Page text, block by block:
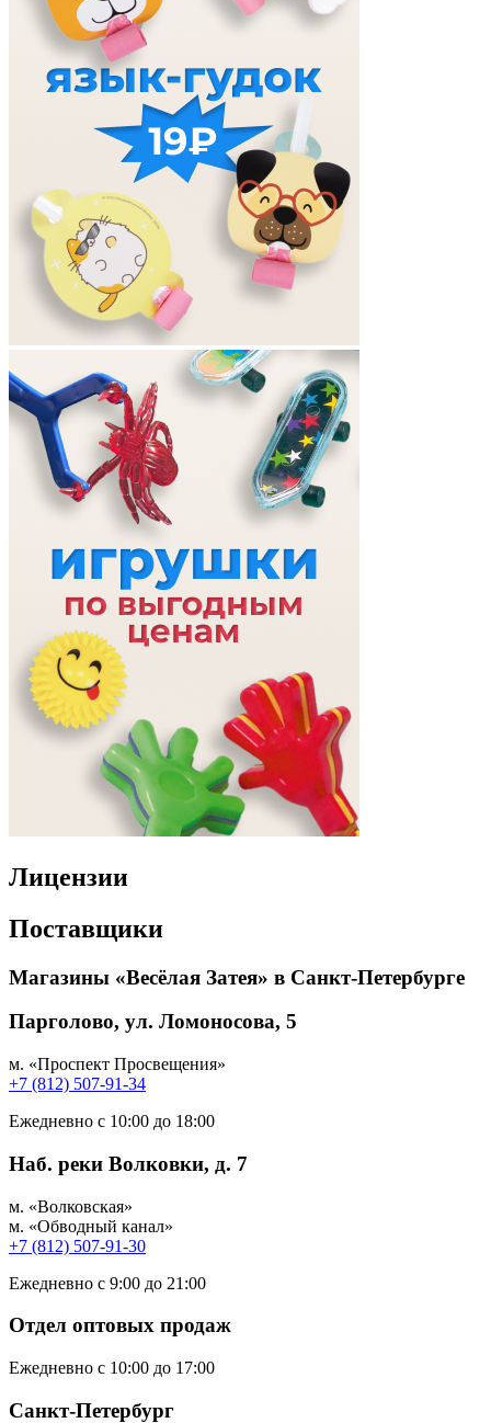
Лицензии
Поставщики
Магазины «Весёлая Затея» в Санкт-Петербурге
Парголово, ул. Ломоносова, 5
м. «Проспект Просвещения»
+7 (812) 507-91-34
Ежедневно с 10:00 до 18:00
Наб. реки Волковки, д. 7
м. «Волковская»
м. «Обводный канал»
+7 (812) 507-91-30
Ежедневно с 9:00 до 21:00
Отдел оптовых продаж
Ежедневно с 10:00 до 17:00
Санкт-Петербург